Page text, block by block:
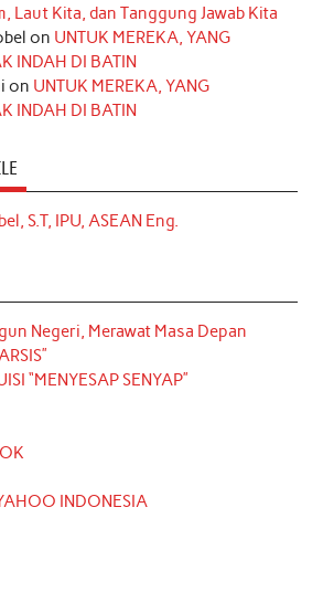
Laut Kita, dan Tanggung Jawab Kita
on UNTUK MEREKA, YANG
INDAH DI BATIN
on UNTUK MEREKA, YANG
INDAH DI BATIN
S.T, IPU, ASEAN Eng.
Negeri, Merawat Masa Depan
“MENYESAP SENYAP”
INDONESIA